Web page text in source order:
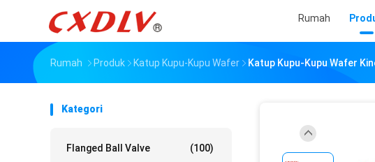
Rumah
Rumah Produk Katup Kupu-Kupu Wafer Katup Kupu-Kupu Wafer
Kategori
Flanged Ball Valve (100)